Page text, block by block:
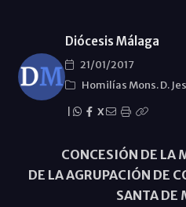
Diócesis Málaga
21/01/2017
Homilías Mons. D.
X
CONCESIÓN DE LA
DE LA AGRUPACIÓN DE
SANTA DE